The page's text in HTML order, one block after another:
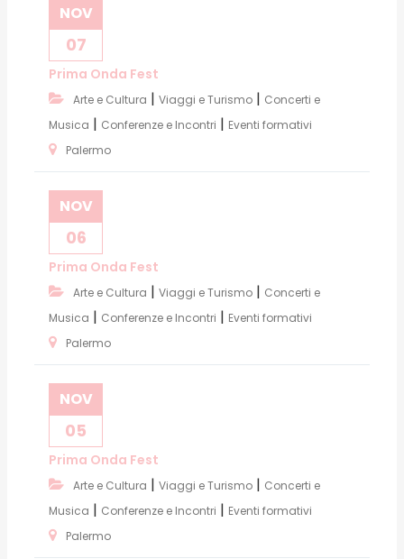
NOV
07
Prima Onda Fest
Arte e Cultura | Viaggi e Turismo | Concerti e
Musica | Conferenze e Incontri | Eventi formativi
Palermo
NOV
06
Prima Onda Fest
Arte e Cultura | Viaggi e Turismo | Concerti e
Musica | Conferenze e Incontri | Eventi formativi
Palermo
NOV
05
Prima Onda Fest
Arte e Cultura | Viaggi e Turismo | Concerti e
Musica | Conferenze e Incontri | Eventi formativi
Palermo